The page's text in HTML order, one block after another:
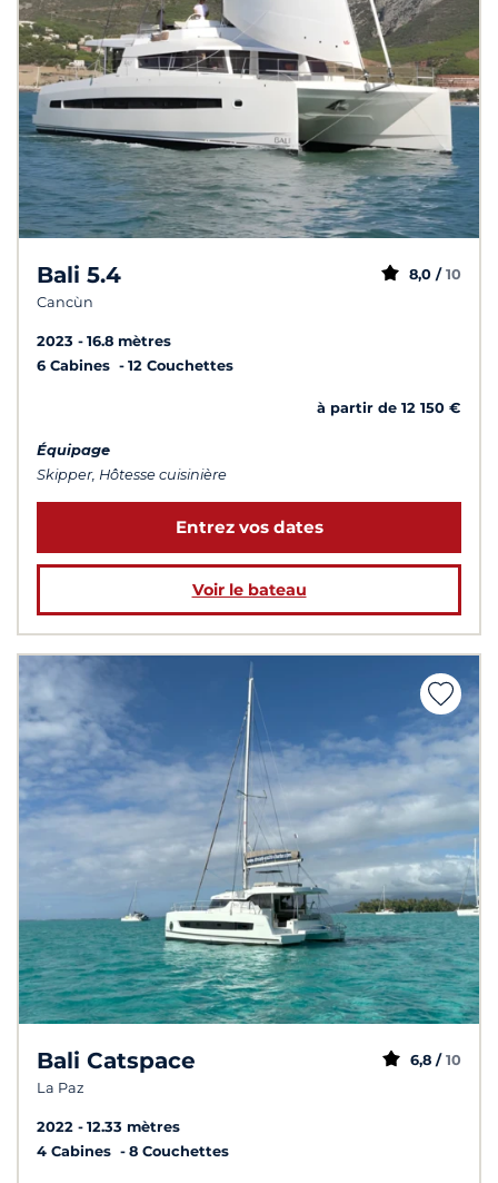
Bali 5.4
Cancùn
8,0 / 10
2023
16.8 mètres
6 Cabines
12 Couchettes
à partir de 12 150 €
Équipage
Skipper, Hôtesse cuisinière
Entrez vos dates
Voir le bateau
Bali Catspace
La Paz
6,8 / 10
2022
12.33 mètres
4 Cabines
8 Couchettes